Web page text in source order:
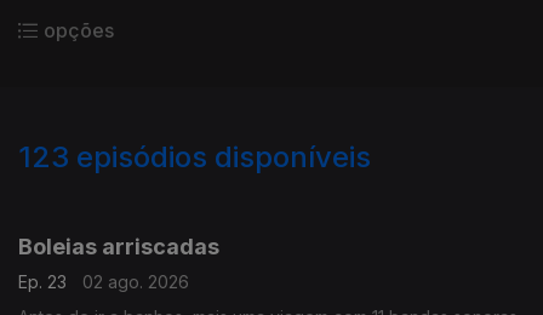
opções
123 episódios disponíveis
Boleias arriscadas
Ep. 23
02 ago. 2026